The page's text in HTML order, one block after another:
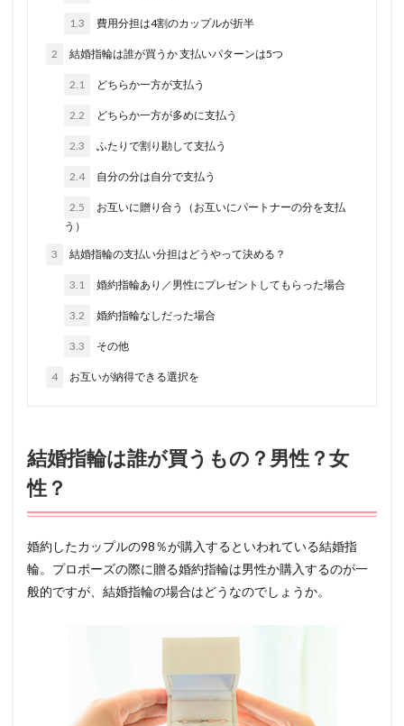
1.3 費用分担は4割のカップルが折半
2 結婚指輪は誰が買うか 支払いパターンは5つ
2.1 どちらか一方が支払う
2.2 どちらか一方が多めに支払う
2.3 ふたりで割り勘して支払う
2.4 自分の分は自分で支払う
2.5
お互いに贈り合う（お互いにパートナーの分を支払
う）
3 結婚指輪の支払い分担はどうやって決める？
3.1 婚約指輪あり／男性にプレゼントしてもらった場合
3.2 婚約指輪なしだった場合
3.3 その他
4 お互いが納得できる選択を
結婚指輪は誰が買うもの？男性？女
性？
婚約したカップルの98％が購入するといわれている結婚指
輪。プロポーズの際に贈る婚約指輪は男性か購入するのが一
般的ですが、結婚指輪の場合はどうなのでしょうか。